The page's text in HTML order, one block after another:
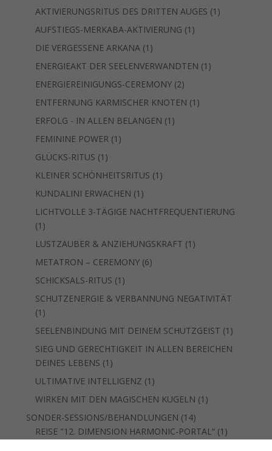
AKTIVIERUNGSRITUS DES DRITTEN AUGES 1 1
AUFSTIEGS-MERKABA-AKTIVIERUNG 1 1
DIE VERGESSENE ARKANA 1 1
Produkt
ENERGIEAKT DER SEELENVERWANDTEN 1 1
ENERGIEREINIGUNGS-CEREMONY 22
Produkte
ENTFERNUNG KARMISCHER KNOTEN 1 1
ERFOLG - IN ALLEN BELANGEN 1 1
FEMININE POWER 1 1
GLÜCKS-RITUS 1 1
Produkt
KLEINER SCHÖNHEITSRITUS 1 1
KUNDALINI ERWACHEN 1 1
Produkt
LICHTVOLLE 3-TÄGIGE NACHTFREQUENTIERUNG
1 1
Produkt
LUSTZAUBER & ANZIEHUNGSKRAFT 1 1
METATRON – CEREMONY 66
SCHICKSALS-RITUS 1 1
Produkt
SCHUTZENERGIE & VERBANNUNG NEGATIVITÄT
1 1
Produkt
SEELENBINDUNG MIT DEINEM SCHUTZGEIST 1 1
Produkt
SIEG UND GERECHTIGKEIT IN ALLEN BEREICHEN
DEINES LEBENS 1 1
Produkt
ULTIMATIVE INTELLIGENZ 1 1
Produkt
WIRKEN MIT DEN MAGISCHEN KUGELN 1 1
SONDER-SESSIONS/BEHANDLUNGEN 1414
Produkte
REISE "12. DIMENSION HARMONIC-PORTAL“ 1 1